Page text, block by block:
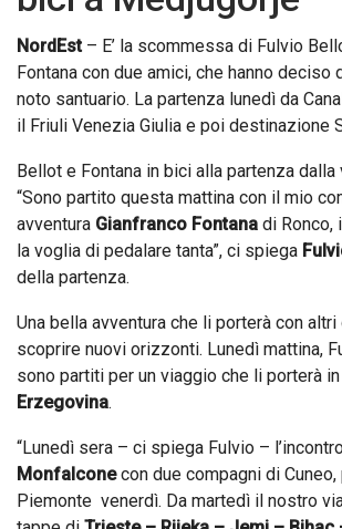
NordEst– E’ la scommessa di Fulvio
Fontana con due amici, che hanno deciso
noto santuario. La partenza lunedì da
il Friuli Venezia Giulia e poi destinazione
Bellot e Fontana in bici alla partenza
“Sono partito questa mattina con il mio
avventura Gianfranco Fontana di Ronco,
la voglia di pedalare tanta”, ci spiega
della partenza.
Una bella avventura che li porterà con altri
scoprire nuovi orizzonti. Lunedì mattina,
sono partiti per un viaggio che li porterà in
Erzegovina.
“Lunedì sera – ci spiega Fulvio –
Monfalconecon due compagni di
Piemonte venerdì. Da martedì il nostro